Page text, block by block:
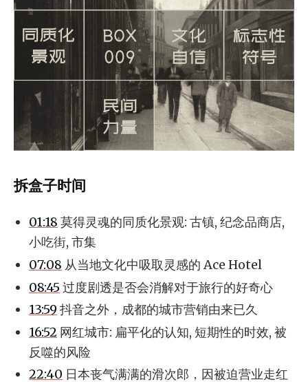
拆盒子时间
01:18 莫得灵魂的同质化景观: 古镇, 纪念品商店,
小吃街, 市集
07:08 从当地文化中吸取灵感的 Ace Hotel
08:45 过度剧透是否会消解对于旅行的好奇心
13:59 抖音之外，成都的城市营销由来已久
16:52 网红城市: 扁平化的认知, 短期性的时效, 被
反噬的风险
22:40 日本丧气满满的滑次郎，因被迫营业走红